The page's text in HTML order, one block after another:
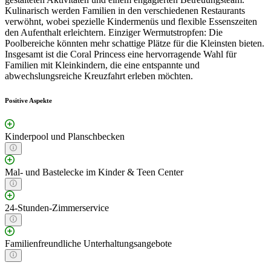
Kulinarisch werden Familien in den verschiedenen Restaurants
verwöhnt, wobei spezielle Kindermenüs und flexible Essenszeiten
den Aufenthalt erleichtern. Einziger Wermutstropfen: Die
Poolbereiche könnten mehr schattige Plätze für die Kleinsten bieten.
Insgesamt ist die Coral Princess eine hervorragende Wahl für
Familien mit Kleinkindern, die eine entspannte und
abwechslungsreiche Kreuzfahrt erleben möchten.
Positive Aspekte
Kinderpool und Planschbecken
Mal- und Bastelecke im Kinder & Teen Center
24-Stunden-Zimmerservice
Familienfreundliche Unterhaltungsangebote